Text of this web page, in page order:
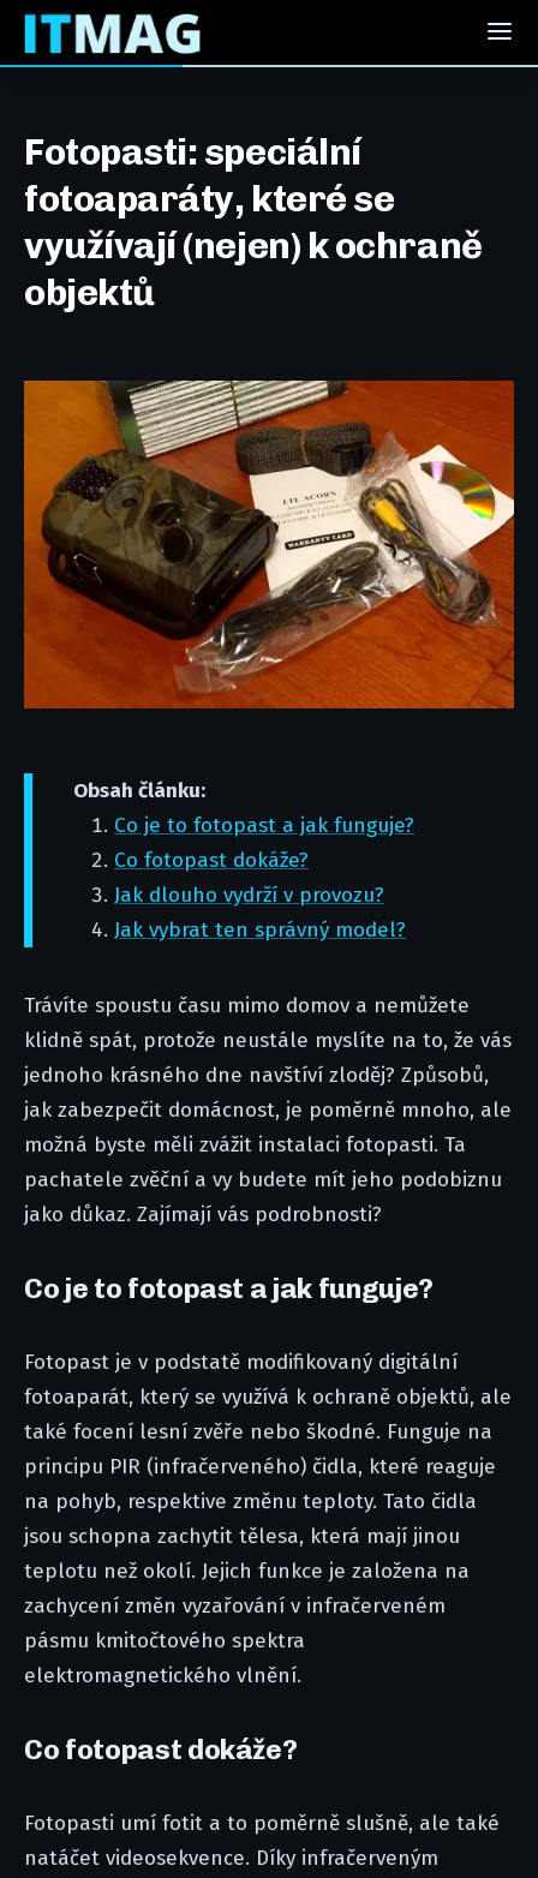
Fotopasti: speciální
fotoaparáty, které se
využívají (nejen) k ochraně
objektů
Obsah článku:
Co je to fotopast a jak funguje?
Co fotopast dokáže?
Jak dlouho vydrží v provozu?
Jak vybrat ten správný model?
Trávíte spoustu času mimo domov a nemůžete
klidně spát, protože neustále myslíte na to, že vás
jednoho krásného dne navštíví zloděj? Způsobů,
jak zabezpečit domácnost, je poměrně mnoho, ale
možná byste měli zvážit instalaci fotopasti. Ta
pachatele zvěční a vy budete mít jeho podobiznu
jako důkaz. Zajímají vás podrobnosti?
Co je to fotopast a jak funguje?
Fotopast je v podstatě modifikovaný digitální
fotoaparát, který se využívá k ochraně objektů, ale
také focení lesní zvěře nebo škodné. Funguje na
principu PIR (infračerveného) čidla, které reaguje
na pohyb, respektive změnu teploty. Tato čidla
jsou schopna zachytit tělesa, která mají jinou
teplotu než okolí. Jejich funkce je založena na
zachycení změn vyzařování v infračerveném
pásmu kmitočtového spektra
elektromagnetického vlnění.
Co fotopast dokáže?
Fotopasti umí fotit a to poměrně slušně, ale také
natáčet videosekvence. Díky infračerveným